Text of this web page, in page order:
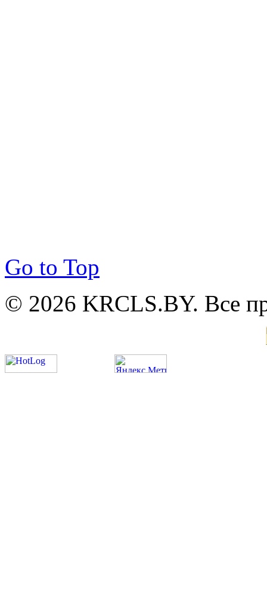
Go to Top
© 2026 KRCLS.BY. Все